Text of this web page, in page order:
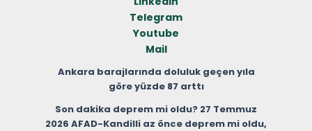
Telegram
Youtube
Mail
Ankara barajlarında doluluk geçen yıla
göre yüzde 87 arttı
Son dakika deprem mi oldu? 27 Temmuz
2026 AFAD-Kandilli az önce deprem mi oldu,